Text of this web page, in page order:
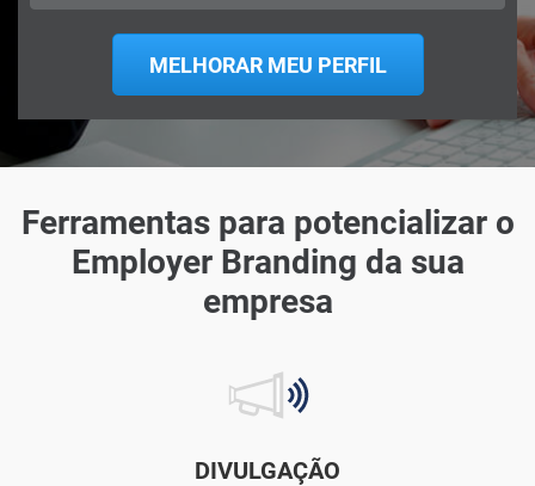
Ferramentas para potencializar o
Employer Branding da sua
empresa
DIVULGAÇÃO